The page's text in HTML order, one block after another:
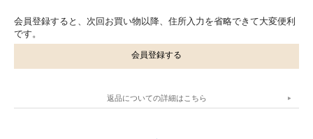
会員登録すると、次回お買い物以降、住所入力を省略できて大変便利
です。
会員登録する
返品についての詳細はこちら